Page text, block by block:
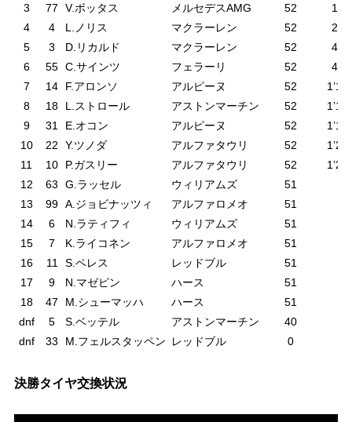
3
77 V.ボッタス メルセデスAMG 52
4
4 L.ノリス マクラーレン 52
5
3 D.リカルド マクラーレン 52
6
55 C.サインツ フェラーリ 52
7
14 F.アロンソ アルピーヌ 52
8
18 L.ストロール アストンマーチン 52
9
31 E.オコン アルピーヌ 52
10
22 Y.ツノダ アルファタウリ 52
11
10 P.ガスリー アルファタウリ 52
12
63 G.ラッセル ウィリアムズ
51
13
99 A.ジョビナッツィ アルファロメオ
51
14
6 N.ラティフィ ウィリアムズ
51
15
7 K.ライコネン アルファロメオ
51
16
11 S.ペレス レッドブル
51
17
9 N.マゼピン ハース
51
18
47 M.シューマッハ ハース
51
dnf
5 S.ベッテル アストンマーチン
40
dnf
33 M.フェルスタッペン レッドブル 0
決勝タイヤ交換状況